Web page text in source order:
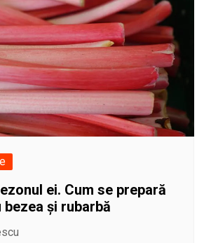
ei. Cum se prepară
și rubarbă